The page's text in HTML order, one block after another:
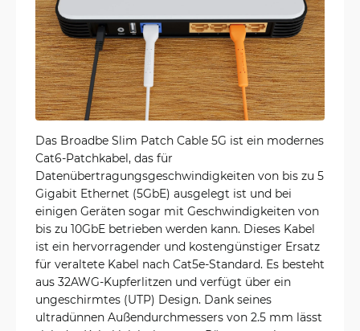
Das Broadbe Slim Patch Cable 5G ist ein modernes
Cat6-Patchkabel, das für
Datenübertragungsgeschwindigkeiten von bis zu 5
Gigabit Ethernet (5GbE) ausgelegt ist und bei
einigen Geräten sogar mit Geschwindigkeiten von
bis zu 10GbE betrieben werden kann. Dieses Kabel
ist ein hervorragender und kostengünstiger Ersatz
für veraltete Kabel nach Cat5e-Standard. Es besteht
aus 32AWG-Kupferlitzen und verfügt über ein
ungeschirmtes (UTP) Design. Dank seines
ultradünnen Außendurchmessers von 2.5 mm lässt